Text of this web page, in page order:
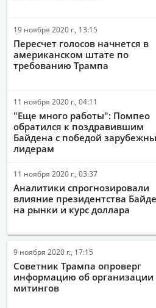
19 ноября 2020 г., 13:15
Пересчет голосов начнется в
американском штате по
требованию Трампа
11 ноября 2020 г., 04:11
"Еще много работы": Помпео
обратился к поздравившим
Байдена с победой
лидерам
11 ноября 2020 г., 03:37
Аналитики спрогнозировали
влияние президентства
на рынки и курс доллара
9 ноября 2020 г., 17:15
Советник Трампа опроверг
информацию об организации
митингов